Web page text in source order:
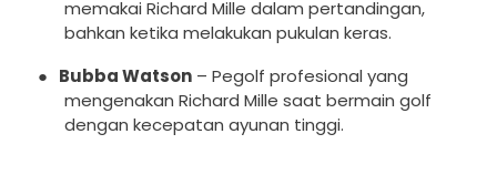
memakai Richard Mille dalam pertandingan,
bahkan ketika melakukan pukulan keras.
● Bubba Watson – Pegolf profesional yang
mengenakan Richard Mille saat bermain golf
dengan kecepatan ayunan tinggi.